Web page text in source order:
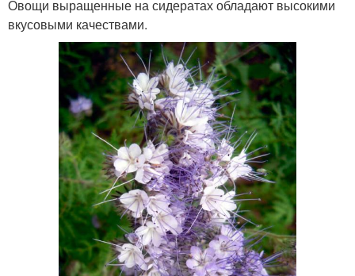
Крестоцветные
сидераты
Красивые сидераты
Сидераты на разные
типы
Гидрофильные
сидераты
Сидерат на дачном
участке
Сидераты для
Сидераты перед
Овощи выращенные на сидератах обладают высокими
вкусовыми качествами.